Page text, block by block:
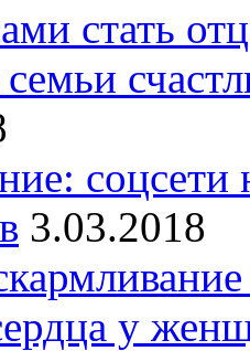
стать
соцсети
3.03.2018
у